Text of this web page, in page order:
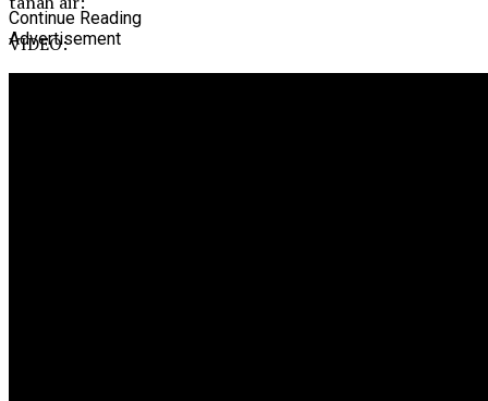
VIDEO:
Continue Reading
Advertisement